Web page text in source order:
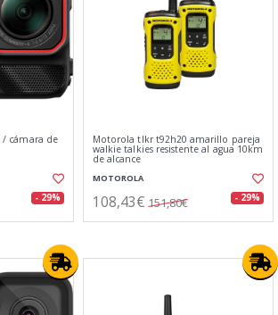
/ cámara de
- 29%
Motorola tlkr t92h20 amarillo pareja
walkie talkies resistente al agua 10km
de alcance
MOTOROLA
108,43€ 151,80€ - 29%